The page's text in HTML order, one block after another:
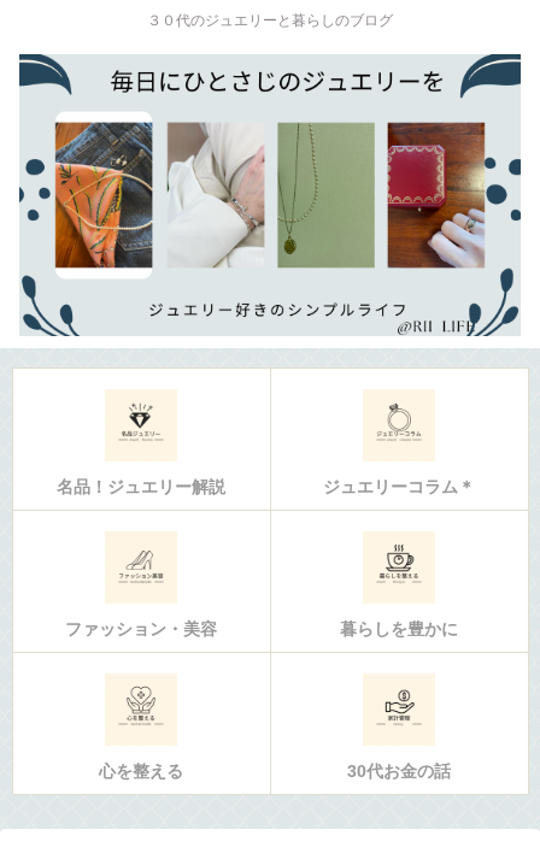
３０代のジュエリーと暮らしのブログ
名品！ジュエリー解説 ジュエリーコラム＊
ファッション・美容 暮らしを豊かに
心を整える 30代お金の話